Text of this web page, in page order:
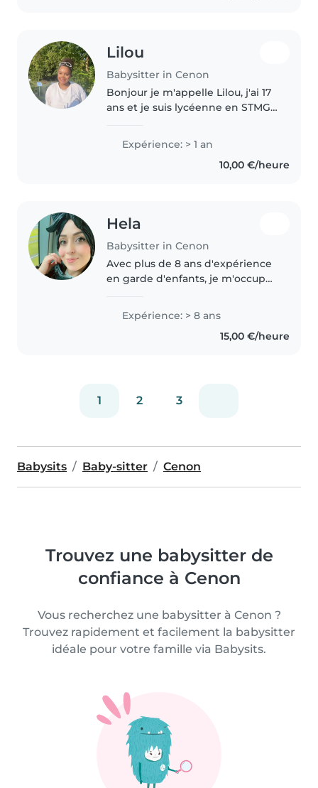
Lilou
Babysitter in Cenon
Bonjour je m'appelle Lilou, j'ai 17
ans et je suis lycéenne en STMG.
je suis sérieuse, calme, a l'écoute,
drôle quand il le faut et surtout
Expérience: > 1 an
10,00 €/heure
Hela
Babysitter in Cenon
Avec plus de 8 ans d'expérience
en garde d'enfants, je m'occupe
petits, enfants d'âge préscolaire,
écoliers et adolescents. Je suis
une personne responsable,..
Expérience: > 8 ans
15,00 €/heure
1 2 3
Babysits Baby-sitter Cenon
Trouvez une babysitter de
confiance à Cenon
Vous recherchez une babysitter à Cenon ?
Trouvez rapidement et facilement la babysitter
idéale pour votre famille via Babysits.